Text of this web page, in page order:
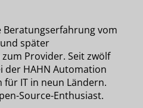
Beratungserfahrung vom
später
Provider. Seit zwölf
der HAHN Automation
IT in neun Ländern.
Source-Enthusiast.